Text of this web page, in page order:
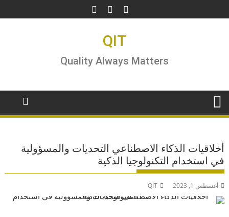
to
QIT
Quality Always Matters
أخلاقيات الذكاء الاصطناعي التحديات والمسؤولية
في استخدام التكنولوجيا الذكية
أغسطس 1, 2023 QIT